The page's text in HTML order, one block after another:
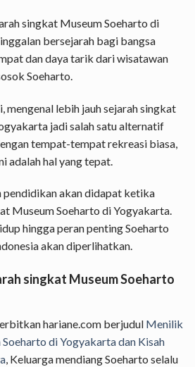
singkat Museum Soeharto di
bersejarah bagi bangsa
dan daya tarik dari wisatawan
Soeharto.
mengenal lebih jauh sejarah singkat
jadi salah satu alternatif
tempat-tempat rekreasi biasa,
adalah hal yang tepat.
pendidikan akan didapat ketika
Museum Soeharto di Yogyakarta.
hingga peran penting Soeharto
akan diperlihatkan.
singkat Museum Soeharto
hariane.com berjudul Menilik
di Yogyakarta dan Kisah
, Keluarga mendiang Soeharto selalu